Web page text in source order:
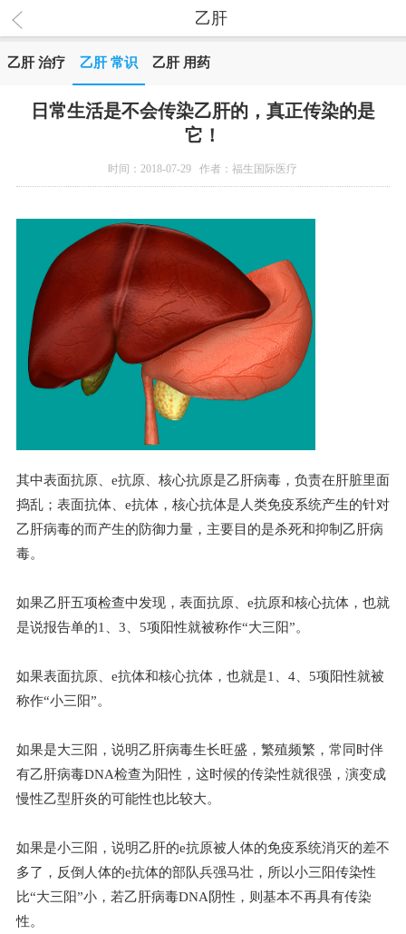
乙肝
乙肝 治疗 乙肝 常识 乙肝 用药
日常生活是不会传染乙肝的，真正传染的是
它！
时间：2018-07-29 作者：福生国际医疗
其中表面抗原、e抗原、核心抗原是乙肝病毒，负责在肝脏里面
捣乱；表面抗体、e抗体，核心抗体是人类免疫系统产生的针对
乙肝病毒的而产生的防御力量，主要目的是杀死和抑制乙肝病
毒。
如果乙肝五项检查中发现，表面抗原、e抗原和核心抗体，也就
是说报告单的1、3、5项阳性就被称作“大三阳”。
如果表面抗原、e抗体和核心抗体，也就是1、4、5项阳性就被
称作“小三阳”。
如果是大三阳，说明乙肝病毒生长旺盛，繁殖频繁，常同时伴
有乙肝病毒DNA检查为阳性，这时候的传染性就很强，演变成
慢性乙型肝炎的可能性也比较大。
如果是小三阳，说明乙肝的e抗原被人体的免疫系统消灭的差不
多了，反倒人体的e抗体的部队兵强马壮，所以小三阳传染性
比“大三阳”小，若乙肝病毒DNA阴性，则基本不再具有传染
性。